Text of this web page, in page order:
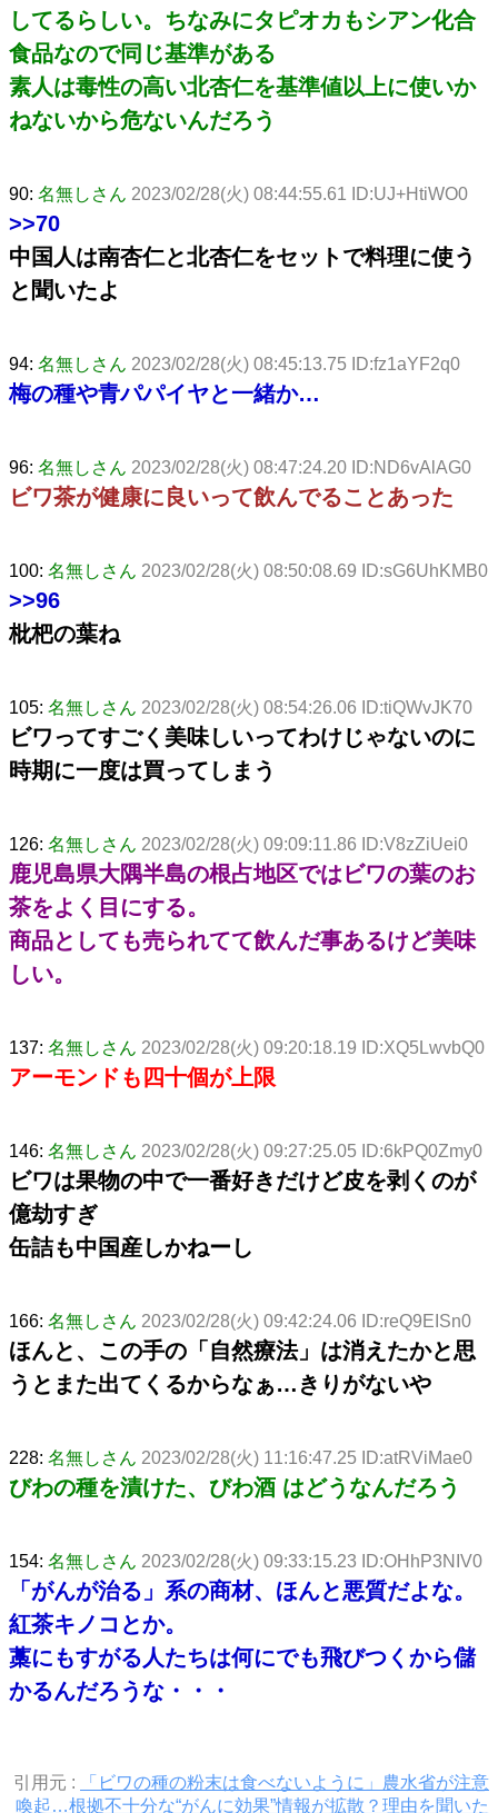
してるらしい。ちなみにタピオカもシアン化合
食品なので同じ基準がある
素人は毒性の高い北杏仁を基準値以上に使いか
ねないから危ないんだろう
90: 名無しさん 2023/02/28(火) 08:44:55.61 ID:UJ+HtiWO0
>>70
中国人は南杏仁と北杏仁をセットで料理に使う
と聞いたよ
94: 名無しさん 2023/02/28(火) 08:45:13.75 ID:fz1aYF2q0
梅の種や青パパイヤと一緒か…
96: 名無しさん 2023/02/28(火) 08:47:24.20 ID:ND6vAlAG0
ビワ茶が健康に良いって飲んでることあった
100: 名無しさん 2023/02/28(火) 08:50:08.69 ID:sG6UhKMB0
>>96
枇杷の葉ね
105: 名無しさん 2023/02/28(火) 08:54:26.06 ID:tiQWvJK70
ビワってすごく美味しいってわけじゃないのに
時期に一度は買ってしまう
126: 名無しさん 2023/02/28(火) 09:09:11.86 ID:V8zZiUei0
鹿児島県大隅半島の根占地区ではビワの葉のお
茶をよく目にする。
商品としても売られてて飲んだ事あるけど美味
しい。
137: 名無しさん 2023/02/28(火) 09:20:18.19 ID:XQ5LwvbQ0
アーモンドも四十個が上限
146: 名無しさん 2023/02/28(火) 09:27:25.05 ID:6kPQ0Zmy0
ビワは果物の中で一番好きだけど皮を剥くのが
億劫すぎ
缶詰も中国産しかねーし
166: 名無しさん 2023/02/28(火) 09:42:24.06 ID:reQ9EISn0
ほんと、この手の「自然療法」は消えたかと思
うとまた出てくるからなぁ…きりがないや
228: 名無しさん 2023/02/28(火) 11:16:47.25 ID:atRViMae0
びわの種を漬けた、びわ酒 はどうなんだろう
154: 名無しさん 2023/02/28(火) 09:33:15.23 ID:OHhP3NIV0
「がんが治る」系の商材、ほんと悪質だよな。
紅茶キノコとか。
藁にもすがる人たちは何にでも飛びつくから儲
かるんだろうな・・・
引用元 :
「ビワの種の粉末は食べないように」農水省が注意
喚起…根拠不十分な“がんに効果”情報が拡散？理由を聞いた